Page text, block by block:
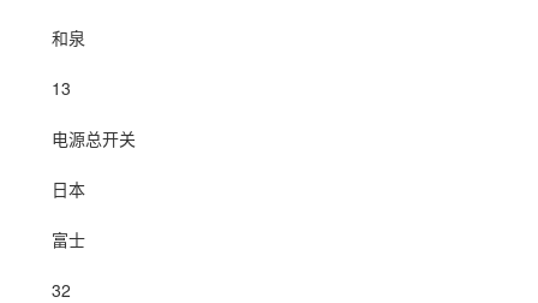
和泉
13
电源总开关
日本
富士
32